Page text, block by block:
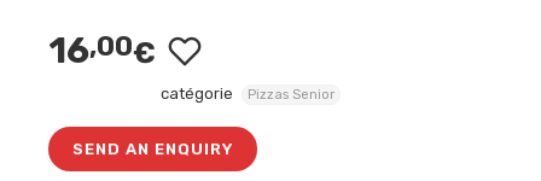
16,00€
catégorie Pizzas Senior
SEND AN ENQUIRY